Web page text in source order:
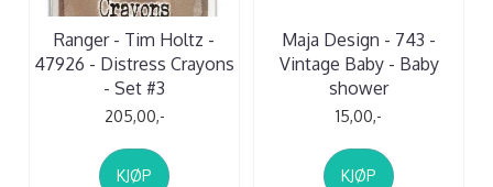
Ranger - Tim Holtz -
47926 - Distress Crayons
- Set #3
205,00,-
KJØP
Maja Design - 743 -
Vintage Baby - Baby
shower
15,00,-
KJØP